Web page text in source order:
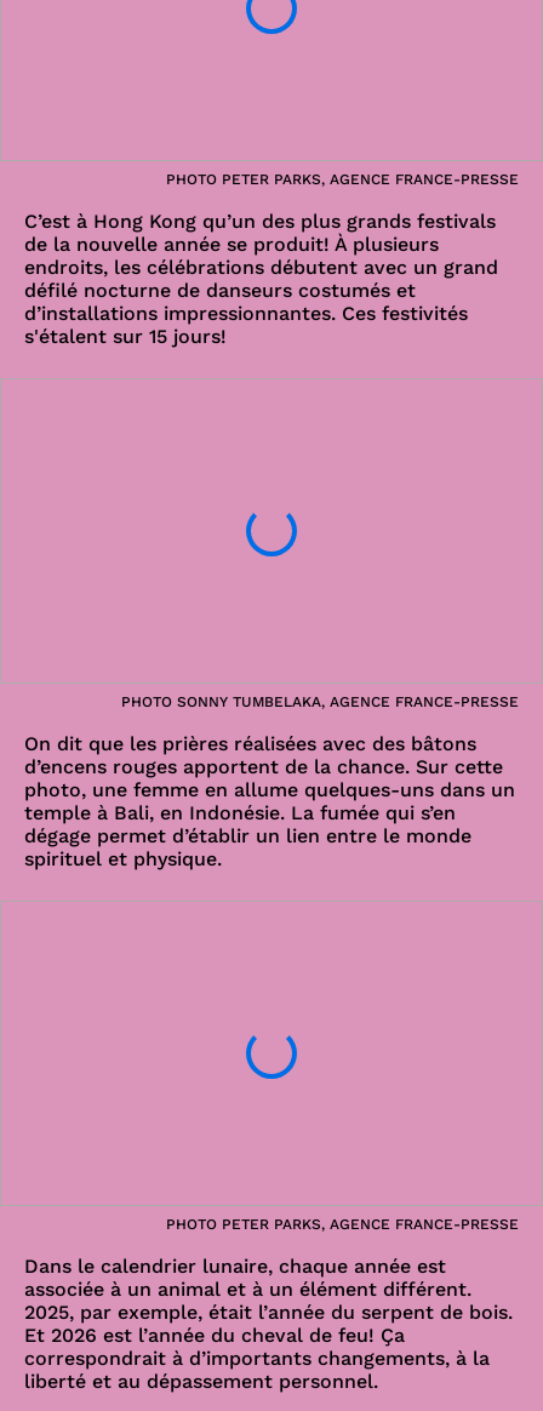
PHOTO PETER PARKS, AGENCE FRANCE-PRESSE
C’est à Hong Kong qu’un des plus grands festivals
de la nouvelle année se produit! À plusieurs
endroits, les célébrations débutent avec un grand
défilé nocturne de danseurs costumés et
d’installations impressionnantes. Ces festivités
s'étalent sur 15 jours!
PHOTO SONNY TUMBELAKA, AGENCE FRANCE-PRESSE
On dit que les prières réalisées avec des bâtons
d’encens rouges apportent de la chance. Sur cette
photo, une femme en allume quelques-uns dans un
temple à Bali, en Indonésie. La fumée qui s’en
dégage permet d’établir un lien entre le monde
spirituel et physique.
PHOTO PETER PARKS, AGENCE FRANCE-PRESSE
Dans le calendrier lunaire, chaque année est
associée à un animal et à un élément différent.
2025, par exemple, était l’année du serpent de bois.
Et 2026 est l’année du cheval de feu! Ça
correspondrait à d’importants changements, à la
liberté et au dépassement personnel.